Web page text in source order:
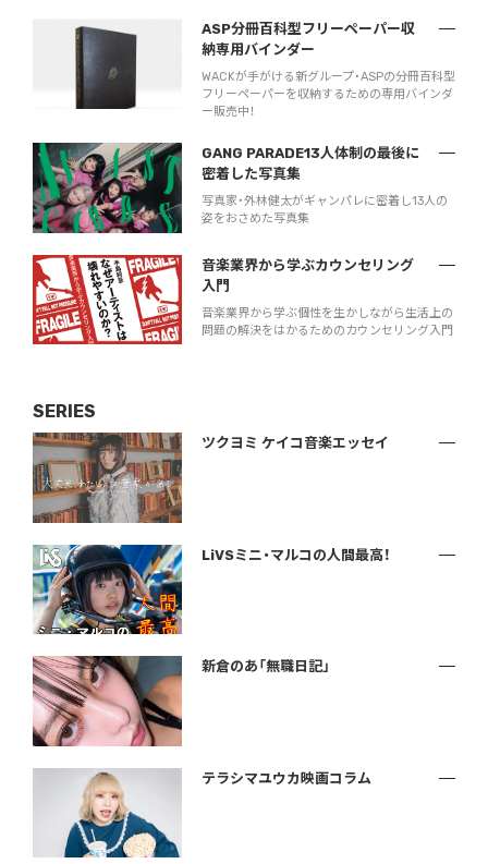
ASP分冊百科型フリーペーパー収
納専用バインダー
WACKが手がける新グループ・ASPの分冊百科型
フリーペーパーを収納するための専用バインダ
ー販売中！
GANG PARADE13人体制の最後に
密着した写真集
写真家・外林健太がギャンパレに密着し13人の
姿をおさめた写真集
音楽業界から学ぶカウンセリング
入門
音楽業界から学ぶ個性を生かしながら生活上の
問題の解決をはかるためのカウンセリング入門
SERIES
ツクヨミ ケイコ音楽エッセイ
LiVSミニ・マルコの人間最高！
新倉のあ「無職日記」
テラシマユウカ映画コラム